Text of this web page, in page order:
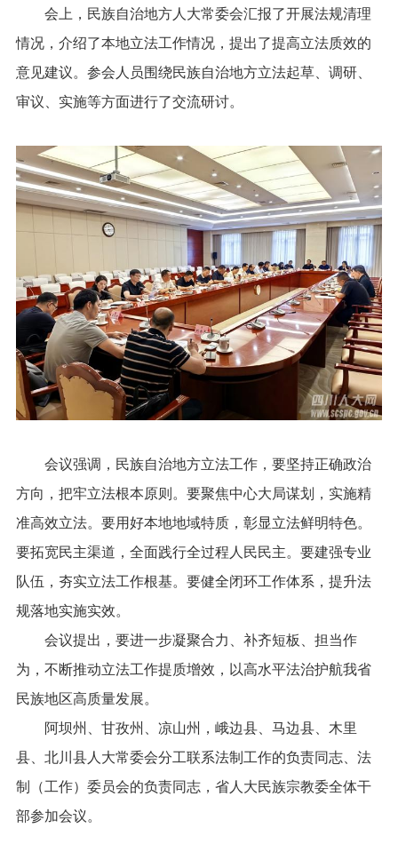
会上，民族自治地方人大常委会汇报了开展法规清理
情况，介绍了本地立法工作情况，提出了提高立法质效的
意见建议。参会人员围绕民族自治地方立法起草、调研、
审议、实施等方面进行了交流研讨。
会议强调，民族自治地方立法工作，要坚持正确政治
方向，把牢立法根本原则。要聚焦中心大局谋划，实施精
准高效立法。要用好本地地域特质，彰显立法鲜明特色。
要拓宽民主渠道，全面践行全过程人民民主。要建强专业
队伍，夯实立法工作根基。要健全闭环工作体系，提升法
规落地实施实效。
会议提出，要进一步凝聚合力、补齐短板、担当作
为，不断推动立法工作提质增效，以高水平法治护航我省
民族地区高质量发展。
阿坝州、甘孜州、凉山州，峨边县、马边县、木里
县、北川县人大常委会分工联系法制工作的负责同志、法
制（工作）委员会的负责同志，省人大民族宗教委全体干
部参加会议。